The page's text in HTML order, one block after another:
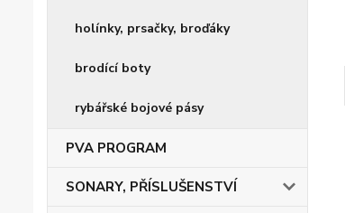
holínky, prsačky, broďáky
brodící boty
rybářské bojové pásy
PVA PROGRAM
SONARY, PŘÍSLUŠENSTVÍ